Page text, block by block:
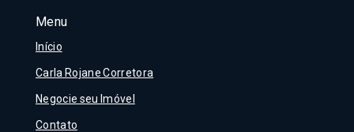
Menu
Início
Carla Rojane Corretora
Negocie seu Imóvel
Contato